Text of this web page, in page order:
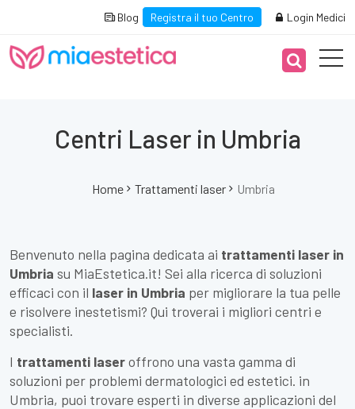
Blog Registra il tuo Centro Login Medici
Centri Laser in Umbria
Home Trattamenti laser Umbria
Benvenuto nella pagina dedicata ai trattamenti laser in
Umbria su MiaEstetica.it! Sei alla ricerca di soluzioni
efficaci con il laser in Umbria per migliorare la tua pelle
e risolvere inestetismi? Qui troverai i migliori centri e
specialisti.
I trattamenti laseroffrono una vasta gamma di
soluzioni per problemi dermatologici ed estetici. in
Umbria, puoi trovare esperti in diverse applicazioni del